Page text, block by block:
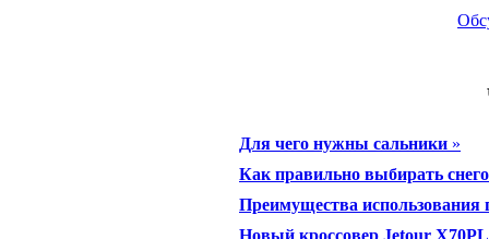
Для чего нужны сальники »
Как правильно выбирать
Преимущества использования